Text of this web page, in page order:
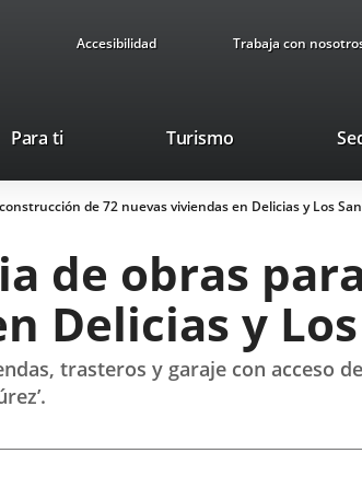
Accesibilidad Trabaja con
Para ti TurismoThis
will
open
pop-
window.
de 72 nuevas viviendas en Delicias y Los
de obras
Delicias y
trasteros y garaje con acceso